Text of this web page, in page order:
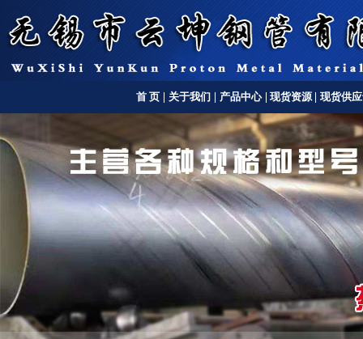
首 页| 关于我们 产品中心| 现货资源 现货供